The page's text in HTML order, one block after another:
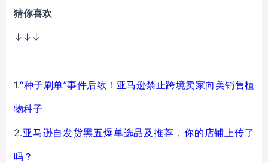
猜你喜欢
↓↓↓
1.“种子刷单”事件后续！亚马逊禁止跨境卖家向美销售植
物种子
2.亚马逊自发货黑五爆单选品及推荐，你的店铺上传了
吗？